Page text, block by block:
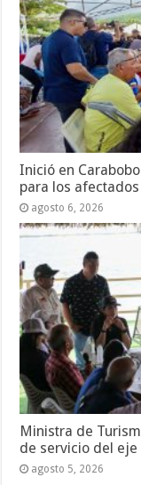
Inició en
para los
agosto 6, 2026
Ministra de
de servicio del
agosto 5, 2026